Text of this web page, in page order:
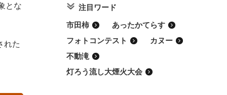
とな
れた
注目ワード
市田柿
あったかてらす
フォトコンテスト
カヌー
不動滝
灯ろう流し大煙火大会